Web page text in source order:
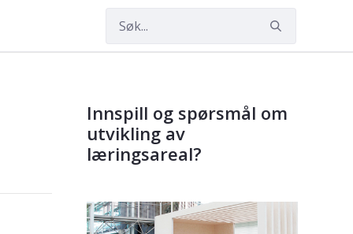
Innspill og spørsmål om
utvikling av
læringsareal?